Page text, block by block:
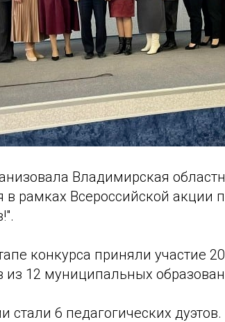
Владимирская
в рамках Всероссийской акции
конкурса приняли участие
из 12 муниципальных
стали 6 педагогических дуэтов.